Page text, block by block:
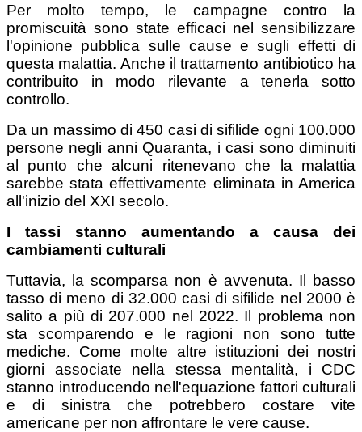
Per molto tempo, le campagne contro la
promiscuità sono state efficaci nel sensibilizzare
l'opinione pubblica sulle cause e sugli effetti di
questa malattia. Anche il trattamento antibiotico ha
contribuito in modo rilevante a tenerla sotto
controllo.
Da un massimo di 450 casi di sifilide ogni 100.000
persone negli anni Quaranta, i casi sono diminuiti
al punto che alcuni ritenevano che la malattia
sarebbe stata effettivamente eliminata in America
all'inizio del XXI secolo.
I tassi stanno aumentando a causa dei
cambiamenti culturali
Tuttavia, la scomparsa non è avvenuta. Il basso
tasso di meno di 32.000 casi di sifilide nel 2000 è
salito a più di 207.000 nel 2022. Il problema non
sta scomparendo e le ragioni non sono tutte
mediche. Come molte altre istituzioni dei nostri
giorni associate nella stessa mentalità, i CDC
stanno introducendo nell'equazione fattori culturali
e di sinistra che potrebbero costare vite
americane per non affrontare le vere cause.